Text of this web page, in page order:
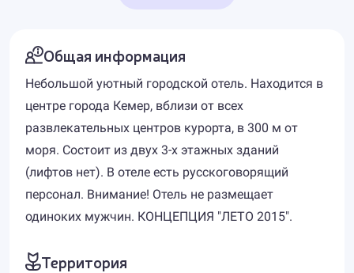
Общая информация
Небольшой уютный городской отель. Находится в
центре города Кемер, вблизи от всех
развлекательных центров курорта, в 300 м от
моря. Состоит из двух 3-х этажных зданий
(лифтов нет). В отеле есть русскоговорящий
персонал. Внимание! Отель не размещает
одиноких мужчин. КОНЦЕПЦИЯ "ЛЕТО 2015".
Территория